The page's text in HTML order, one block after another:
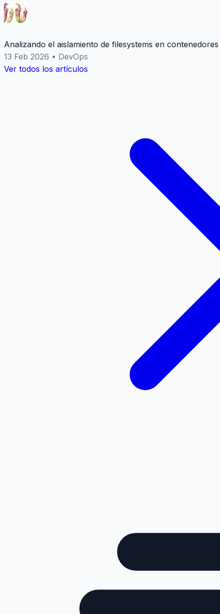
Analizando el aislamiento de filesystems en
13 Feb 2026 • DevOps
Ver todos los artículos